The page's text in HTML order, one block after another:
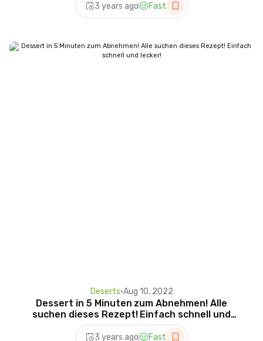
3 years ago Fast
Deserts•Aug 10, 2022
Dessert in 5 Minuten zum Abnehmen! Alle
suchen dieses Rezept! Einfach schnell und
lecker!
3 years ago Fast